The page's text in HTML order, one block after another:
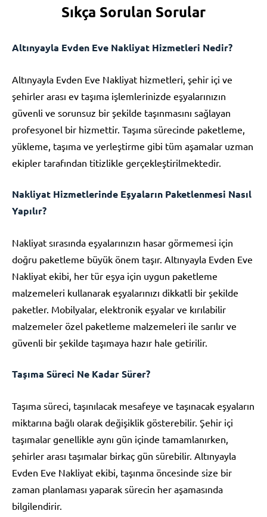
Sıkça Sorulan Sorular
Altınyayla Evden Eve Nakliyat Hizmetleri Nedir?
Altınyayla Evden Eve Nakliyat hizmetleri, şehir içi ve
şehirler arası ev taşıma işlemlerinizde eşyalarınızın
güvenli ve sorunsuz bir şekilde taşınmasını sağlayan
profesyonel bir hizmettir. Taşıma sürecinde paketleme,
yükleme, taşıma ve yerleştirme gibi tüm aşamalar uzman
ekipler tarafından titizlikle gerçekleştirilmektedir.
Nakliyat Hizmetlerinde Eşyaların Paketlenmesi Nasıl
Yapılır?
Nakliyat sırasında eşyalarınızın hasar görmemesi için
doğru paketleme büyük önem taşır. Altınyayla Evden Eve
Nakliyat ekibi, her tür eşya için uygun paketleme
malzemeleri kullanarak eşyalarınızı dikkatli bir şekilde
paketler. Mobilyalar, elektronik eşyalar ve kırılabilir
malzemeler özel paketleme malzemeleri ile sarılır ve
güvenli bir şekilde taşımaya hazır hale getirilir.
Taşıma Süreci Ne Kadar Sürer?
Taşıma süreci, taşınılacak mesafeye ve taşınacak eşyaların
miktarına bağlı olarak değişiklik gösterebilir. Şehir içi
taşımalar genellikle aynı gün içinde tamamlanırken,
şehirler arası taşımalar birkaç gün sürebilir. Altınyayla
Evden Eve Nakliyat ekibi, taşınma öncesinde size bir
zaman planlaması yaparak sürecin her aşamasında
bilgilendirir.